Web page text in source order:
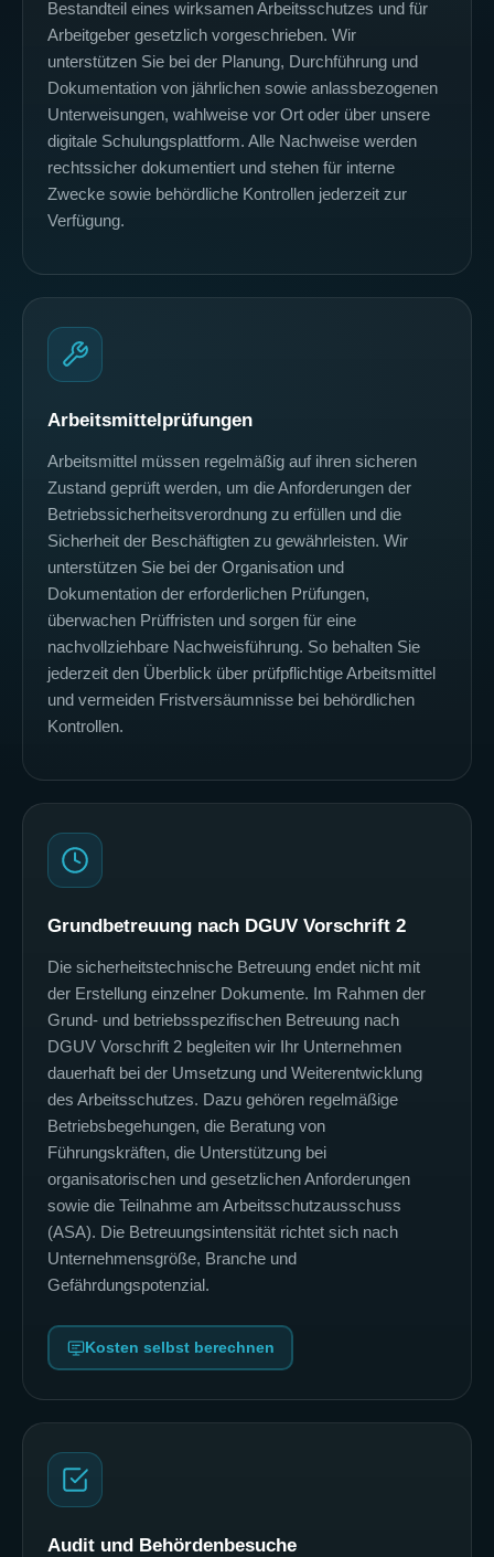
Bestandteil eines wirksamen Arbeitsschutzes und für
Arbeitgeber gesetzlich vorgeschrieben. Wir
unterstützen Sie bei der Planung, Durchführung und
Dokumentation von jährlichen sowie anlassbezogenen
Unterweisungen, wahlweise vor Ort oder über unsere
digitale Schulungsplattform. Alle Nachweise werden
rechtssicher dokumentiert und stehen für interne
Zwecke sowie behördliche Kontrollen jederzeit zur
Verfügung.
Arbeitsmittelprüfungen
Arbeitsmittel müssen regelmäßig auf ihren sicheren
Zustand geprüft werden, um die Anforderungen der
Betriebssicherheitsverordnung zu erfüllen und die
Sicherheit der Beschäftigten zu gewährleisten. Wir
unterstützen Sie bei der Organisation und
Dokumentation der erforderlichen Prüfungen,
überwachen Prüffristen und sorgen für eine
nachvollziehbare Nachweisführung. So behalten Sie
jederzeit den Überblick über prüfpflichtige Arbeitsmittel
und vermeiden Fristversäumnisse bei behördlichen
Kontrollen.
Grundbetreuung nach DGUV Vorschrift 2
Die sicherheitstechnische Betreuung endet nicht mit
der Erstellung einzelner Dokumente. Im Rahmen der
Grund- und betriebsspezifischen Betreuung nach
DGUV Vorschrift 2 begleiten wir Ihr Unternehmen
dauerhaft bei der Umsetzung und Weiterentwicklung
des Arbeitsschutzes. Dazu gehören regelmäßige
Betriebsbegehungen, die Beratung von
Führungskräften, die Unterstützung bei
organisatorischen und gesetzlichen Anforderungen
sowie die Teilnahme am Arbeitsschutzausschuss
(ASA). Die Betreuungsintensität richtet sich nach
Unternehmensgröße, Branche und
Gefährdungspotenzial.
Kosten selbst berechnen
Audit und Behördenbesuche